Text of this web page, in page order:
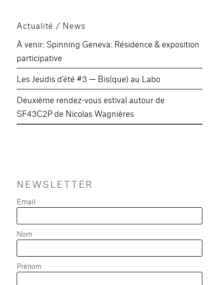
Actualité / News
À venir: Spinning Geneva: Résidence & exposition
participative
Les Jeudis d’été #3 — Bis(que) au Labo
Deuxième rendez-vous estival autour de
SF43C2P de Nicolas Wagnières
NEWSLETTER
Email
Nom
Prénom